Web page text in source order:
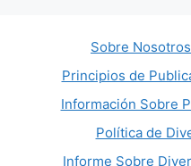
Sobre Nosotros
Principios de
Información Sobre
Política de
Informe Sobre